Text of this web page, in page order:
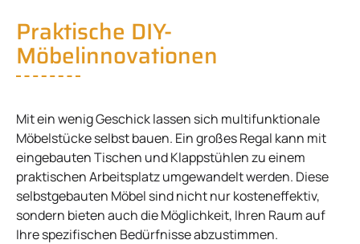
Praktische DIY-
Möbelinnovationen
Mit ein wenig Geschick lassen sich multifunktionale
Möbelstücke selbst bauen. Ein großes Regal kann mit
eingebauten Tischen und Klappstühlen zu einem
praktischen Arbeitsplatz umgewandelt werden. Diese
selbstgebauten Möbel sind nicht nur kosteneffektiv,
sondern bieten auch die Möglichkeit, Ihren Raum auf
Ihre spezifischen Bedürfnisse abzustimmen.